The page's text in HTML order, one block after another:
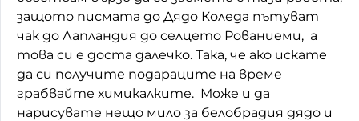
Домашен любимец
Питаме Ви
До ре ми
защото писмата до Дядо Коледа пътуват
чак до Лапландия до селцето Рованиеми, а
това си е доста далечко. Така, че ако искате
да си получите подараците на време
грабвайте химикалките. Може и да
нарисувате нещо мило за белобрадия дядо и